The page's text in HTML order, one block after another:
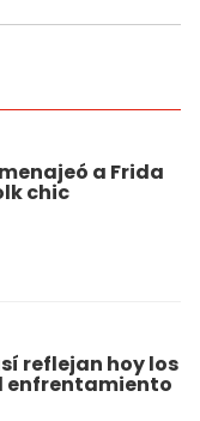
a Frida
chic
reflejan hoy los
enfrentamiento